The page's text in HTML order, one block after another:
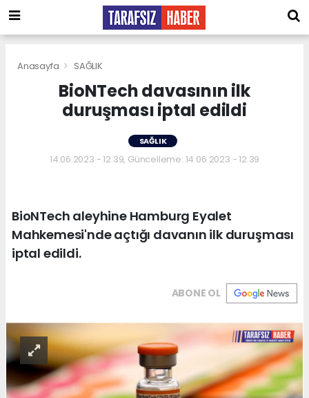
Anasayfa SAĞLIK
BioNTech davasının ilk
duruşması iptal edildi
SAĞLIK
14.06.2023 - 12:39, Güncelleme: 14.06.2023 - 12:39
BioNTech aleyhine Hamburg Eyalet
Mahkemesi'nde açtığı davanın ilk duruşması
iptal edildi.
ABONE OL